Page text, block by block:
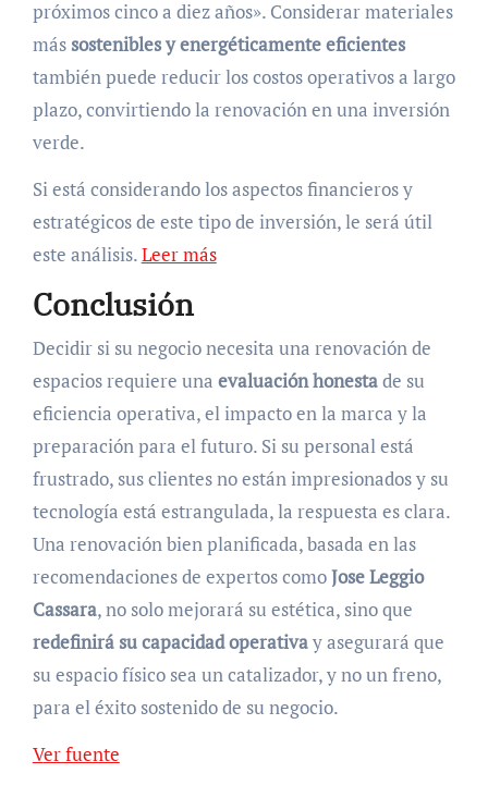
próximos cinco a diez años». Considerar materiales
más sostenibles y energéticamente eficientes
también puede reducir los costos operativos a largo
plazo, convirtiendo la renovación en una inversión
verde.
Si está considerando los aspectos financieros y
estratégicos de este tipo de inversión, le será útil
este análisis.Leer más
Conclusión
Decidir si su negocio necesita una renovación de
espacios requiere una evaluación honestade su
eficiencia operativa, el impacto en la marca y la
preparación para el futuro. Si su personal está
frustrado, sus clientes no están impresionados y su
tecnología está estrangulada, la respuesta es clara.
Una renovación bien planificada, basada en las
recomendaciones de expertos comoJose Leggio
Cassara, no solo mejorará su estética, sino que
redefinirá su capacidad operativay asegurará que
su espacio físico sea un catalizador, y no un freno,
para el éxito sostenido de su negocio.
Navegación
Ver fuente